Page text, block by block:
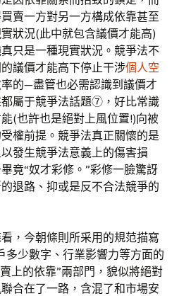
賣一方對另一方構成依靠甚至
狀況(此中就包含議價才能高)
只是一種現實狀況。競爭法不
議價才能高下停止干涉個人空
的—盡管也必需認識到議價才
屬于競爭法話題⑦，好比常識
(也許也是絕對上風位置!)向被
權前提。競爭法真正關懷的是
發生競爭法意義上的傷害損
竟“奴才彩修。”彩修一臉驚訝
退路、抑或是反不合法競爭的
，今朝條則所采用的規范描寫
多少數字、行業影響力等方面的
上的依靠”兩部門，貌似將絕對
合在了一路，含混了和市場安